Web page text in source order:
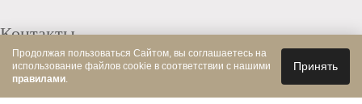
Контакты
+7 (495) 487-92-32
Продолжая пользоваться Сайтом, вы соглашаетесь на
использование файлов cookie в соответствии с нашими
правилами.
Принять